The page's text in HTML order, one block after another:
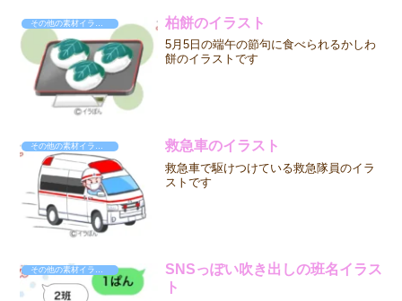
柏餅のイラスト
5月5日の端午の節句に食べられるかしわ
餅のイラストです
その他の素材イラスト 救急車のイラスト
救急車で駆けつけている救急隊員のイラ
ストです
その他の素材イラスト
SNSっぽい吹き出しの班名イラス
ト